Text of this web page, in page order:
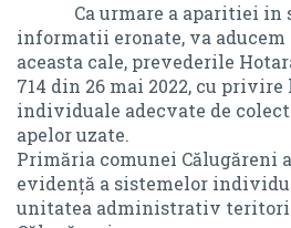
GALERIE FOTO
CONDUCEREA
STAREA CIVILA
CUVANTUL PRIMARULUI
PRINCIPALELE INSTITUTII
GALERIE FOTO
Primaria
CONDUCEREA
STAREA CIVILA
Ca urmare a aparitiei in
informatii eronate, va
aceasta cale, prevederile
714 din 26 mai 2022, cu
individuale adecvate de
apelor uzate.
Primăria comunei Călugăreni
evidenţă a sistemelor
unitatea administrativ